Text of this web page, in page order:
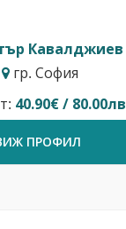
Кавалджиев
гр. София
40.90€ / 80.00лв
ПРОФИЛ